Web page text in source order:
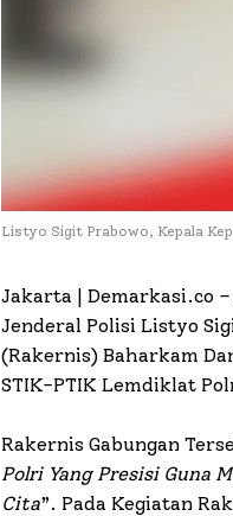
Listyo Sigit Prabowo, Kepala
Jakarta | Demarkasi.co
Jenderal Polisi Listyo
(Rakernis) Baharkam
STIK-PTIK Lemdiklat
Rakernis Gabungan
Polri Yang Presisi Guna
Cita”. Pada Kegiatan